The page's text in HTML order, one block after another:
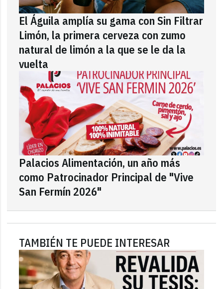
El Águila amplía su gama con Sin Filtrar
Limón, la primera cerveza con zumo
natural de limón a la que se le da la
vuelta
Palacios Alimentación, un año más
como Patrocinador Principal de "Vive
San Fermín 2026"
TAMBIÉN TE PUEDE INTERESAR